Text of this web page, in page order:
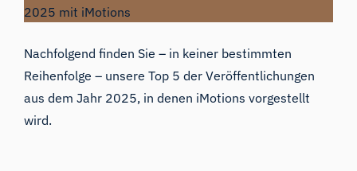
Nachfolgend finden Sie – in keiner bestimmten
Reihenfolge – unsere Top 5 der Veröffentlichungen
aus dem Jahr 2025, in denen iMotions vorgestellt
wird.